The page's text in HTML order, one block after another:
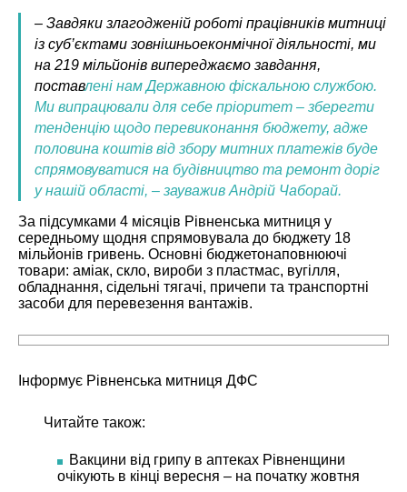
– Завдяки злагодженій роботі працівників митниці
із суб’єктами зовнішньоеконмічної діяльності, ми
на 219 мільйонів випереджаємо завдання,
поставлені нам Державною фіскальною службою.
Ми випрацювали для себе пріоритет – зберегти
тенденцію щодо перевиконання бюджету, адже
половина коштів від збору митних платежів буде
спрямовуватися на будівництво та ремонт доріг
у нашій області, – зауважив Андрій Чаборай.
За підсумками 4 місяців Рівненська митниця у
середньому щодня спрямовувала до бюджету 18
мільйонів гривень. Основні бюджетонаповнюючі
товари: аміак, скло, вироби з пластмас, вугілля,
обладнання, сідельні тягачі, причепи та транспортні
засоби для перевезення вантажів.
Інформує Рівненська митниця ДФС
Читайте також:
Вакцини від грипу в аптеках Рівненщини
очікують в кінці вересня – на початку жовтня